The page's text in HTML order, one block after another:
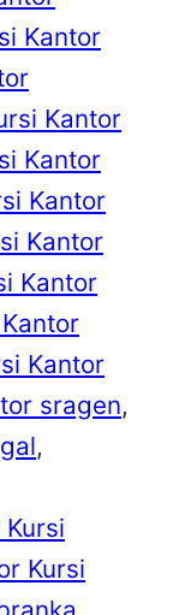
Kantor
Kantor
Kantor
Kantor
Kantor
Kantor
Kantor
sragen
Kursi